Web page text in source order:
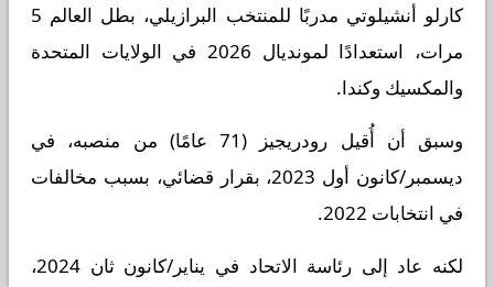
كارلو أنشيلوتي مدربًا للمنتخب البرازيلي، بطل العالم 5
مرات، استعدادًا لمونديال 2026 في الولايات المتحدة
والمكسيك وكندا.
وسبق أن أُقيل رودريجيز (71 عامًا) من منصبه، في
ديسمبر/كانون أول 2023، بقرار قضائي، بسبب مخالفات
في انتخابات 2022.
لكنه عاد إلى رئاسة الاتحاد في يناير/كانون ثان 2024،